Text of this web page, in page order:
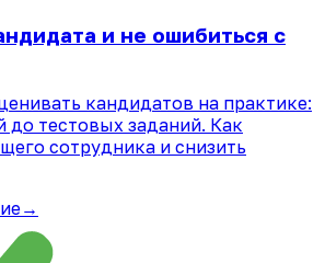
и не ошибиться с
кандидатов на практике:
до тестовых заданий. Как
сотрудника и снизить
→